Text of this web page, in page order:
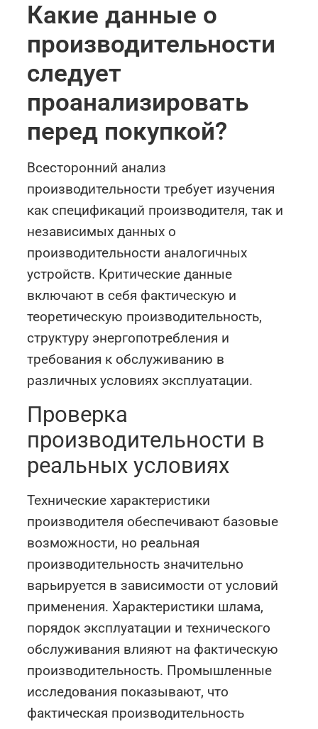
Какие данные о
производительности
следует
проанализировать
перед покупкой?
Всесторонний анализ
производительности требует изучения
как спецификаций производителя, так и
независимых данных о
производительности аналогичных
устройств. Критические данные
включают в себя фактическую и
теоретическую производительность,
структуру энергопотребления и
требования к обслуживанию в
различных условиях эксплуатации.
Проверка
производительности в
реальных условиях
Технические характеристики
производителя обеспечивают базовые
возможности, но реальная
производительность значительно
варьируется в зависимости от условий
применения. Характеристики шлама,
порядок эксплуатации и технического
обслуживания влияют на фактическую
производительность. Промышленные
исследования показывают, что
фактическая производительность